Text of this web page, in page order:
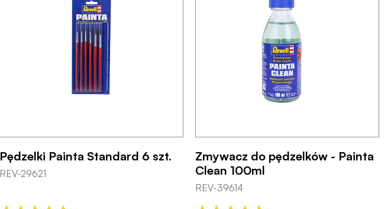
Pędzelki Painta Standard 6 szt.
REV-29621
Zmywacz do pędzelków - Painta
Clean 100ml
REV-39614